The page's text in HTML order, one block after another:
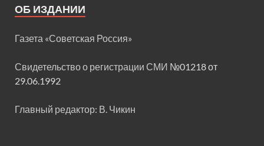
ОБ ИЗДАНИИ
Газета «Советская Россия»
Свидетельство о регистрации СМИ №01218 от
29.06.1992
Главный редактор: В. Чикин